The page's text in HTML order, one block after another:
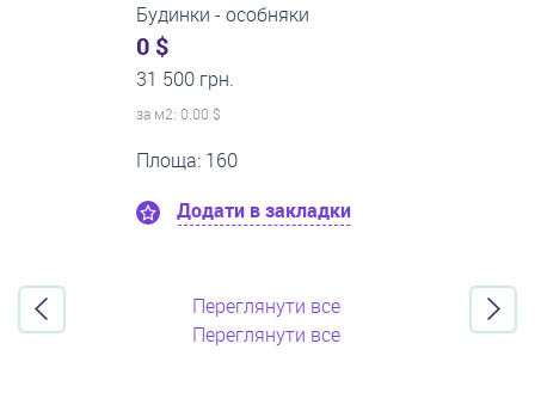
1-кімнатні квартири
0 $
21 500 грн.
за м2: 0.00 $
Поверх:8
Переглянути все
Переглянути все